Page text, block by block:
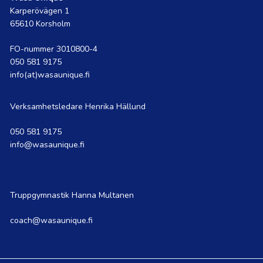
Karperövägen 1
65610 Korsholm
FO-nummer 3010800-4
050 581 9175
info(at)wasaunique.fi
Verksamhetsledare Henrika Hällund
050 581 9175
info@wasaunique.fi
Truppgymnastik Hanna Multanen
coach@wasaunique.fi